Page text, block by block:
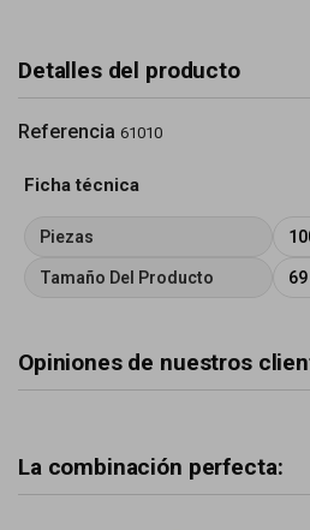
Detalles del producto
Referencia 61010
Ficha técnica
Piezas
Tamaño Del Producto
Opiniones de nuestros
La combinación perfecta: